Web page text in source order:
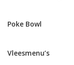
Poke Bowl
Vleesmenu’s